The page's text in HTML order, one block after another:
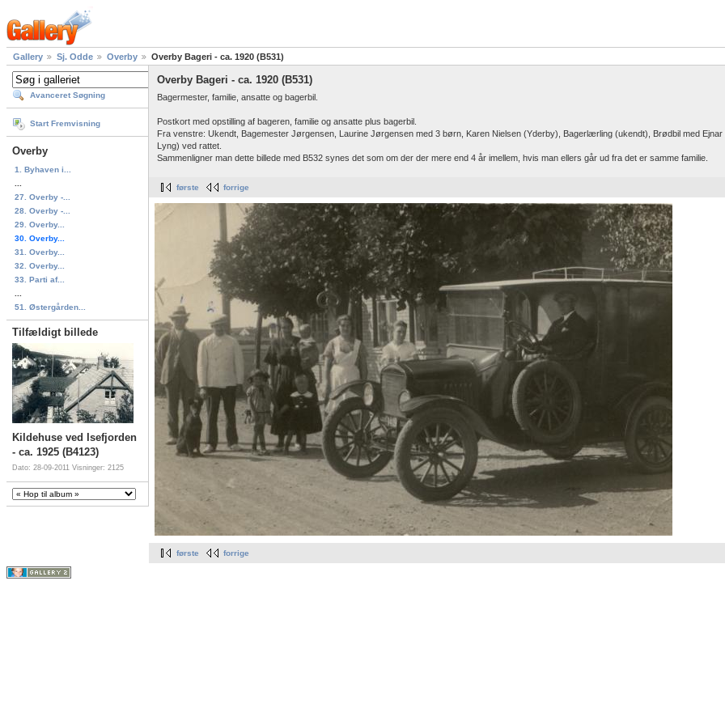
Gallery Sj. Odde Overby Overby Bageri - ca. 1920 (B531)
Avanceret Søgning
Start Fremvisning
Overby
1. Byhaven i...
27. Overby -...
28. Overby -...
29. Overby...
30. Overby...
31. Overby...
32. Overby...
33. Parti af...
51. Østergården...
Tilfældigt billede
Kildehuse ved Isefjorden
- ca. 1925 (B4123)
Dato: 28-09-2011 Visninger: 2125
Overby Bageri - ca. 1920 (B531)
Bagermester, familie, ansatte og bagerbil.
Postkort med opstilling af bageren, familie og ansatte plus bagerbil.
Fra venstre: Ukendt, Bagemester Jørgensen, Laurine Jørgensen med 3 børn, Karen Nielsen (Yderby), Bagerlærling (ukendt), Brødbil med
Lyng) ved rattet.
Sammenligner man dette billede med B532 synes det som om der der mere end 4 år imellem, hvis man ellers går ud fra det er samme familie.
første forrige
første forrige